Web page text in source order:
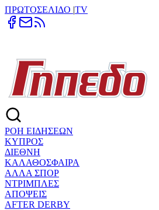
ΠΡΩΤΟΣΕΛΙΔΟ |TV
ΡΟΗ ΕΙΔΗΣΕΩΝ
ΚΥΠΡΟΣ
ΔΙΕΘΝΗ
ΚΑΛΑΘΟΣΦΑΙΡΑ
ΑΛΛΑ ΣΠΟΡ
ΝΤΡΙΜΠΛΕΣ
ΑΠΟΨΕΙΣ
AFTER DERBY